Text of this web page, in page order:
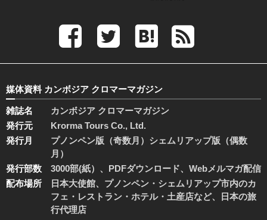
媒体資料 カンボジア クロマーマガジン
雑誌名
カンボジア クロマーマガジン
発行元
Krorma Tours Co., Ltd.
発行月
プノンペン版（奇数月）シェムリアップ版（偶数
月）
発行部数
3000部(紙）、PDFダウンロード、Webメルマガ配信
配布場所
日本大使館、プノンペン・シェムリアップ市内のカ
フェ・レストラン・ホテル・土産店など、日本の旅
行代理店